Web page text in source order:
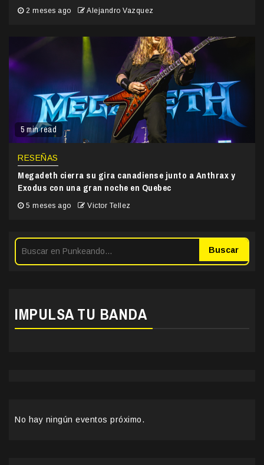
2 meses ago Alejandro Vazquez
5 min read
RESEÑAS
Megadeth cierra su gira canadiense junto a Anthrax y
Exodus con una gran noche en Quebec
5 meses ago Victor Tellez
Buscar
IMPULSA TU BANDA
No hay ningún eventos próximo.